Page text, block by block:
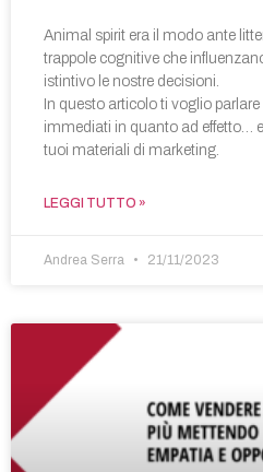
Animal spirit era il modo ante
trappole cognitive che
istintivo le nostre decisioni.
In questo articolo ti voglio
immediati in quanto ad effetto…
tuoi materiali di marketing.
LEGGI TUTTO »
Andrea Serra 21/11/2023